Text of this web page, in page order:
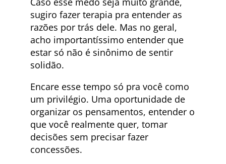
sugiro fazer terapia pra entender as
razões por trás dele. Mas no geral,
acho importantíssimo entender que
estar só não é sinônimo de sentir
solidão.
Encare esse tempo só pra você como
um privilégio. Uma oportunidade de
organizar os pensamentos, entender o
que você realmente quer, tomar
decisões sem precisar fazer
concessões.